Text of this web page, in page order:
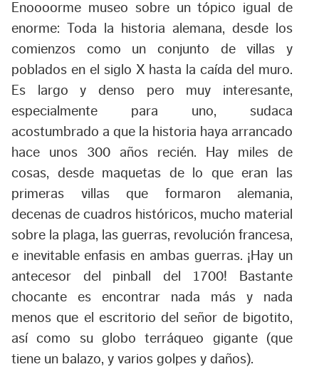
Enoooorme museo sobre un tópico igual de
enorme: Toda la historia alemana, desde los
comienzos como un conjunto de villas y
poblados en el siglo X hasta la caída del muro.
Es largo y denso pero muy interesante,
especialmente para uno, sudaca
acostumbrado a que la historia haya arrancado
hace unos 300 años recién. Hay miles de
cosas, desde maquetas de lo que eran las
primeras villas que formaron alemania,
decenas de cuadros históricos, mucho material
sobre la plaga, las guerras, revolución francesa,
e inevitable enfasis en ambas guerras. ¡Hay un
antecesor del pinball del 1700! Bastante
chocante es encontrar nada más y nada
menos que el escritorio del señor de bigotito,
así como su globo terráqueo gigante (que
tiene un balazo, y varios golpes y daños).